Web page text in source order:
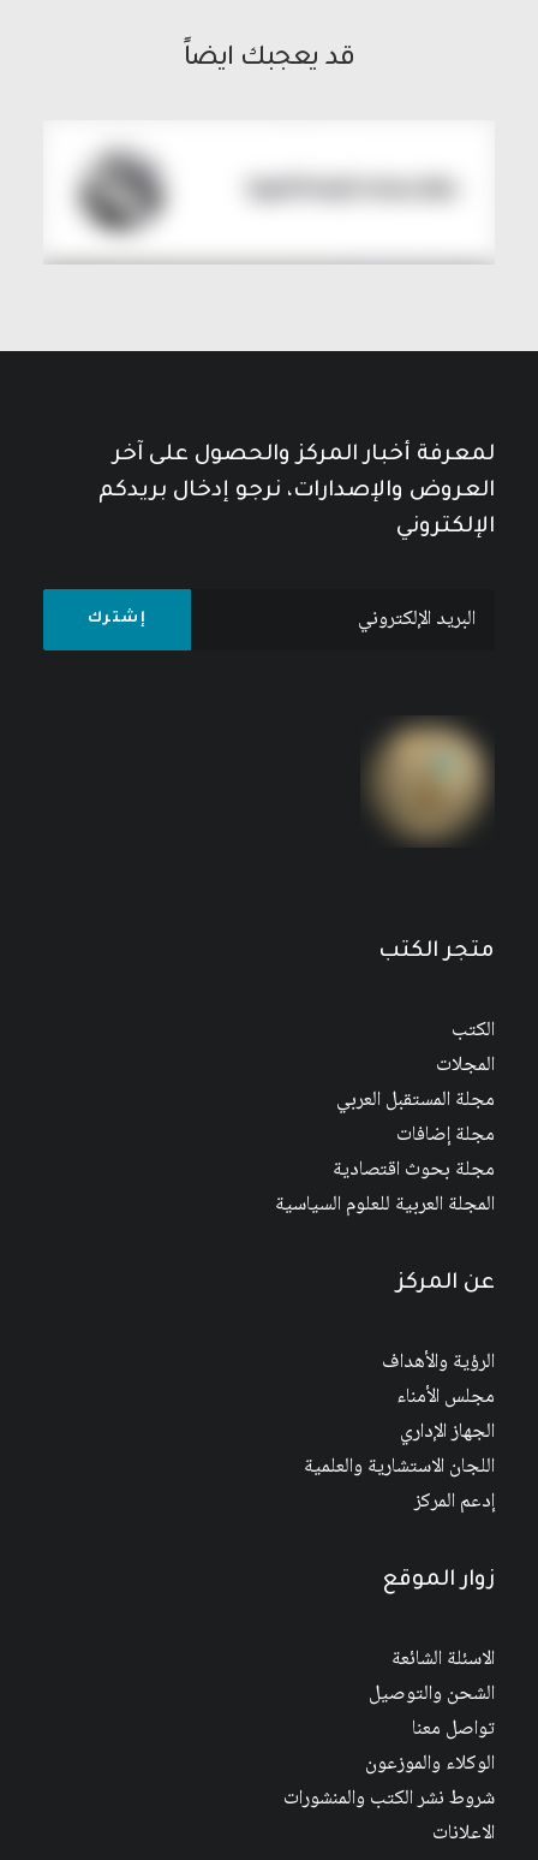
قد يعجبك ايضاً
لمعرفة أخبار المركز والحصول على آخر
العروض والإصدارات، نرجو إدخال بريدكم
الإلكتروني
متجر الكتب
الكتب
المجلات
مجلة المستقبل العربي
مجلة إضافات
مجلة بحوث اقتصادية
المجلة العربية للعلوم السياسية
عن المركز
الرؤية والأهداف
مجلس الأمناء
الجهاز الإداري
اللجان الاستشارية والعلمية
إدعم المركز
زوار الموقع
الاسئلة الشائعة
الشحن والتوصيل
تواصل معنا
الوكلاء والموزعون
شروط نشر الكتب والمنشورات
الاعلانات